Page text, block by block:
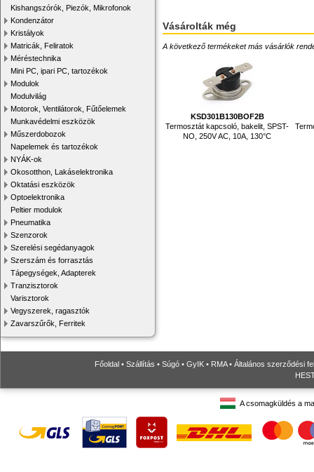
Kishangszórók, Piezók, Mikrofonok
Kondenzátor
Kristályok
Matricák, Feliratok
Méréstechnika
Mini PC, ipari PC, tartozékok
Modulok
Modulvilág
Motorok, Ventilátorok, Fűtőelemek
Munkavédelmi eszközök
Műszerdobozok
Napelemek és tartozékok
NYÁK-ok
Okosotthon, Lakáselektronika
Oktatási eszközök
Optoelektronika
Peltier modulok
Pneumatika
Szenzorok
Szerelési segédanyagok
Szerszám és forrasztás
Tápegységek, Adapterek
Tranzisztorok
Varisztorok
Vegyszerek, ragasztók
Zavarszűrők, Ferritek
Vásárolták még
A következő termékeket más vásárlók
KSD301B130BOF2B
Termosztát kapcsoló, bakelit, SPST-
NO, 250V AC, 10A, 130°C
Főoldal • Szállítás • Súgó • GyIK • RMA• Általános szerződési
A csomagküldés a